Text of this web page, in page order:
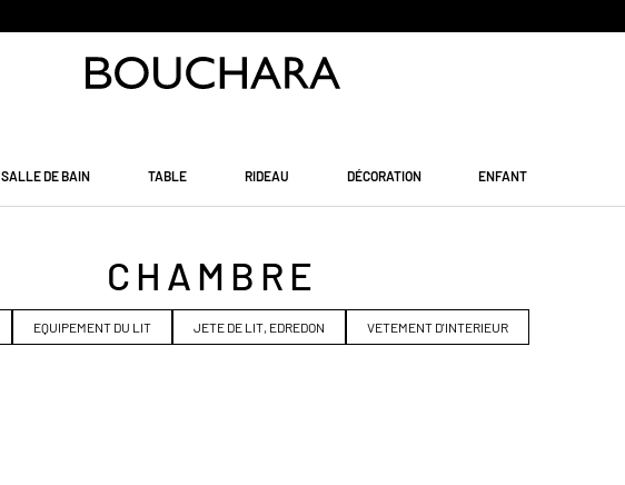
SALLE DE BAIN TABLE RIDEAU DÉCORATION ENFANT
CHAMBRE
EQUIPEMENT DU LIT JETE DE LIT, EDREDON VETEMENT D'INTERIEUR